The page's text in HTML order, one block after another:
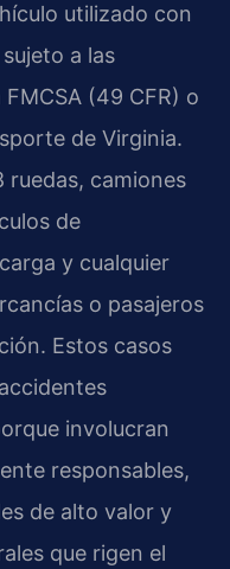
utilizado con
a las
(49 CFR) o
de Virginia.
ruedas, camiones
de
y cualquier
o pasajeros
Estos casos
involucran
responsables,
de alto valor y
que rigen el